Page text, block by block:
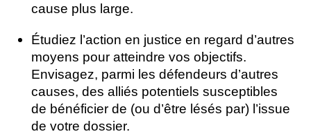
cause plus large.
Étudiez l’action en justice en regard d’autres
moyens pour atteindre vos objectifs.
Envisagez, parmi les défendeurs d’autres
causes, des alliés potentiels susceptibles
de bénéficier de (ou d’être lésés par) l’issue
de votre dossier.